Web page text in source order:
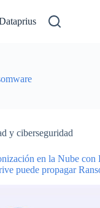
y ciberseguridad
en la Nube con
puede propagar